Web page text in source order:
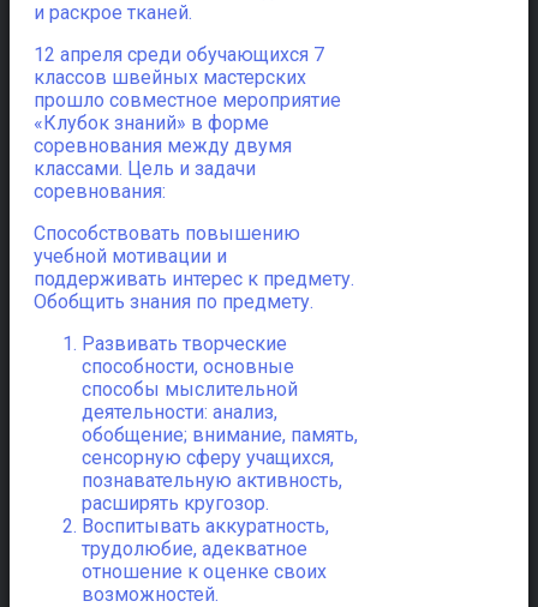
и раскрое тканей.
12 апреля среди обучающихся 7
классов швейных мастерских
прошло совместное мероприятие
«Клубок знаний» в форме
соревнования между двумя
классами. Цель и задачи
соревнования:
Способствовать повышению
учебной мотивации и
поддерживать интерес к предмету.
Обобщить знания по предмету.
Развивать творческие
способности, основные
способы мыслительной
деятельности: анализ,
обобщение; внимание, память,
сенсорную сферу учащихся,
познавательную активность,
расширять кругозор.
Воспитывать аккуратность,
трудолюбие, адекватное
отношение к оценке своих
возможностей.